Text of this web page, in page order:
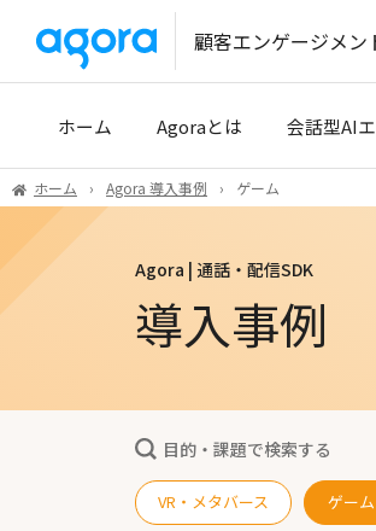
顧客エンゲージメン
ホーム Agoraとは
開発パートナー
会話型AI
ホーム Agora 導入事例 ゲーム
Agora | 通話・配信SDK
導入事例
目的・課題で検索する
VR・メタバース ゲーム